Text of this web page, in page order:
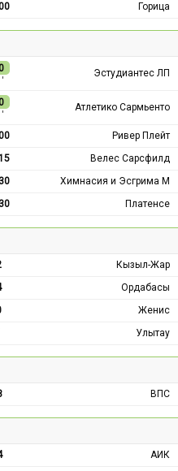
Горица
Эстудиантес ЛП
Атлетико Сармьенто
Ривер Плейт
Велес Сарсфилд
Химнасия и Эсгрима М
Платенсе
Кызыл-Жар
Ордабасы
Женис
Улытау
ВПС
АИК